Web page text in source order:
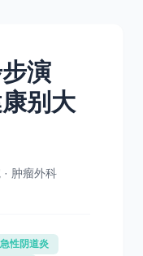
演
别大
肿瘤外科
急性阴道炎